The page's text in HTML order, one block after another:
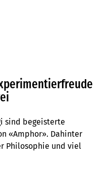
sind begeisterte
«Amphor». Dahinter
Philosophie und viel